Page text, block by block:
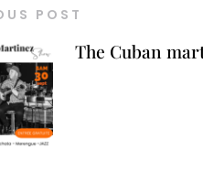
POST
The Cuban